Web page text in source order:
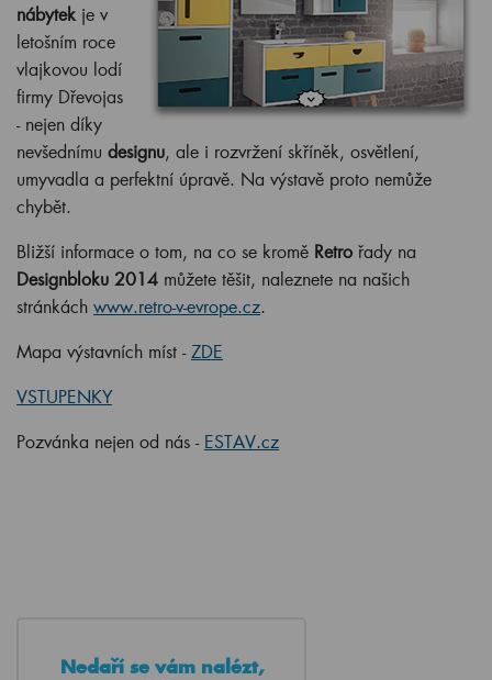
nábytek je v
letošním roce
vlajkovou lodí
firmy Dřevojas
- nejen díky
nevšednímu designu, ale i rozvržení skříněk, osvětlení,
umyvadla a perfektní úpravě. Na výstavě proto nemůže
chybět.
Bližší informace o tom, na co se kromě Retro řady na
Designbloku 2014 můžete těšit, naleznete na našich
stránkách www.retro-v-evrope.cz.
Mapa výstavních míst -ZDE
VSTUPENKY
Pozvánka nejen od nás - ESTAV.cz
Nedaří se vám nalézt,